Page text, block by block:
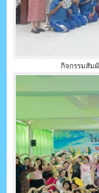
กิจกรรมสัม